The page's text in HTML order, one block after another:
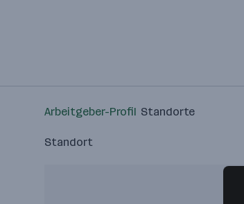
Arbeitgeber-Profil Standorte
Standort